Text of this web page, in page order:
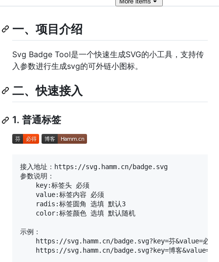
一、项目介绍
Svg Badge Tool是一个快速生成SVG的小工具，支持传
入参数进行生成svg的可外链小图标。
二、快速接入
1. 普通标签
接入地址：https://svg.hamm.cn/badge.svg
参数说明：
    key:标签头 必须
    value:标签内容 必须
    radis:标签圆角 选填 默认3
    color:标签颜色 选填 默认随机
示例：
https://svg.hamm.cn/badge.svg?key=芬&value=必